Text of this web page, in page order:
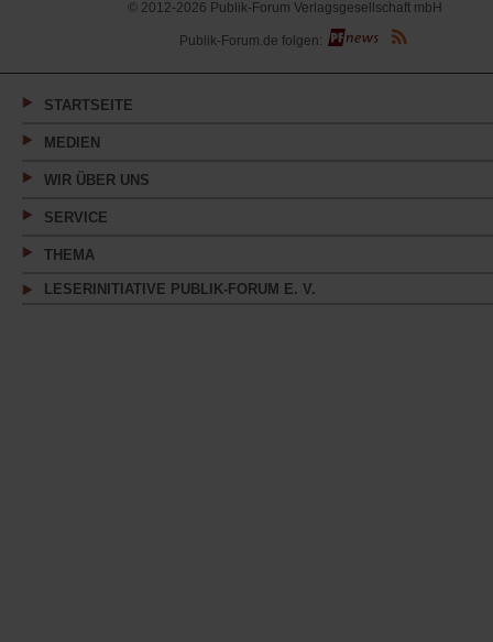
© 2012-2026 Publik-Forum Verlagsgesellschaft mbH
(Öffnet
in
neuen
Publik-Forum.de folgen:
STARTSEITE
MEDIEN
WIR ÜBER UNS
SERVICE
THEMA
LESERINITIATIVE PUBLIK-FORUM E. V.